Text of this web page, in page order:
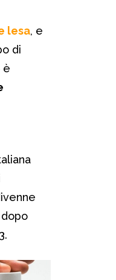
lesa, e
di
è